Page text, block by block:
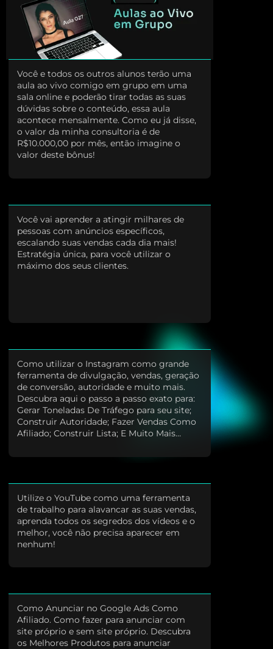
Você e todos os outros alunos terão uma
aula ao vivo comigo em grupo em uma
sala online e poderão tirar todas as suas
dúvidas sobre o conteúdo, essa aula
acontece mensalmente. Como eu já disse,
o valor da minha consultoria é de
R$10.000,00 por mês, então imagine o
valor deste bônus!
Você vai aprender a atingir milhares de
pessoas com anúncios específicos,
escalando suas vendas cada dia mais!
Estratégia única, para você utilizar o
máximo dos seus clientes.
Como utilizar o Instagram como grande
ferramenta de divulgação, vendas, geração
de conversão, autoridade e muito mais.
Descubra aqui o passo a passo exato para:
Gerar Toneladas De Tráfego para seu site;
Construir Autoridade; Fazer Vendas Como
Afiliado; Construir Lista; E Muito Mais…
Utilize o YouTube como uma ferramenta
de trabalho para alavancar as suas vendas,
aprenda todos os segredos dos vídeos e o
melhor, você não precisa aparecer em
nenhum!
Como Anunciar no Google Ads Como
Afiliado. Como fazer para anunciar com
site próprio e sem site próprio. Descubra
os Melhores Produtos para anunciar